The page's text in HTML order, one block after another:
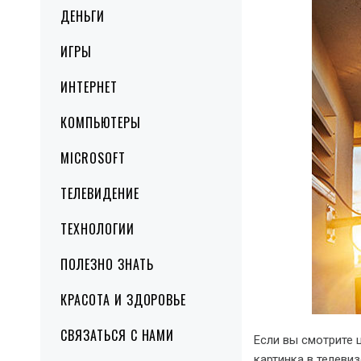
ДЕНЬГИ
ИГРЫ
ИНТЕРНЕТ
КОМПЬЮТЕРЫ
MICROSOFT
ТЕЛЕВИДЕНИЕ
ТЕХНОЛОГИИ
ПОЛЕЗНО ЗНАТЬ
КРАСОТА И ЗДОРОВЬЕ
СВЯЗАТЬСЯ С НАМИ
Если вы смотрите